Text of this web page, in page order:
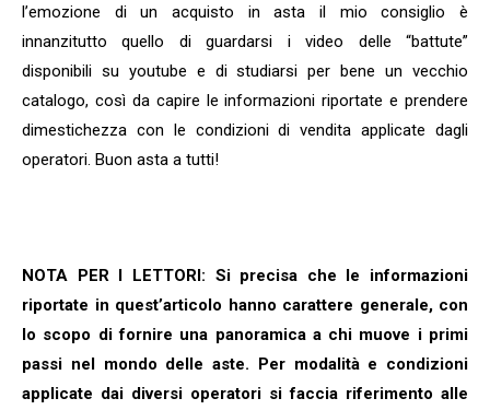
l’emozione di un acquisto in asta il mio consiglio è
innanzitutto quello di guardarsi i video delle “battute”
disponibili su youtube e di studiarsi per bene un vecchio
catalogo, così da capire le informazioni riportate e prendere
dimestichezza con le condizioni di vendita applicate dagli
operatori. Buon asta a tutti!
NOTA PER I LETTORI: Si precisa che le informazioni
riportate in quest’articolo hanno carattere generale, con
lo scopo di fornire una panoramica a chi muove i primi
passi nel mondo delle aste. Per modalità e condizioni
applicate dai diversi operatori si faccia riferimento alle